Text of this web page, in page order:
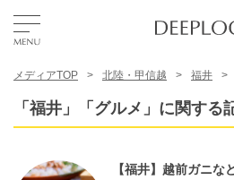
メディアTOP 北陸・甲信越 福井
「福井」「グルメ」に関する
【福井】越前ガニな